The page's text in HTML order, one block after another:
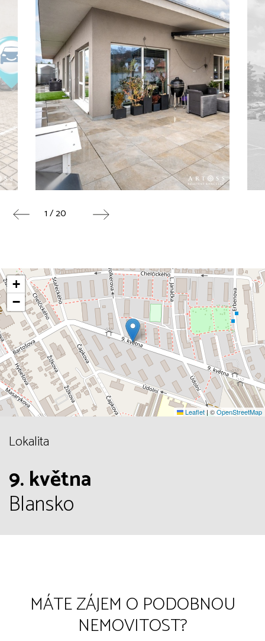
1 / 20
+
−
Leaflet|©OpenStreetMap
Lokalita
9. května
Blansko
MÁTE ZÁJEM O PODOBNOU
NEMOVITOST?